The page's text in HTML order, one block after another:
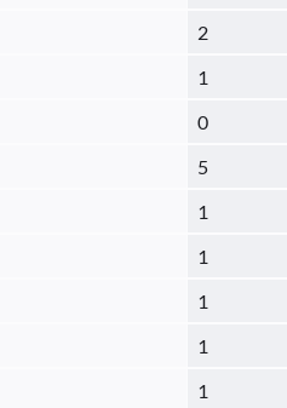
2
1
0
5
1
1
1
1
1